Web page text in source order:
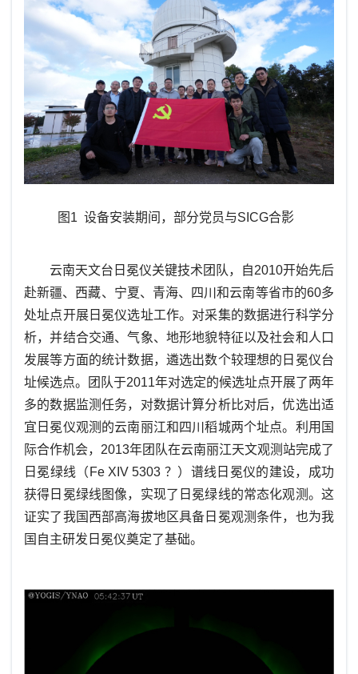
图1 设备安装期间，部分党员与SICG合影
云南天文台日冕仪关键技术团队，自2010开始先后
赴新疆、西藏、宁夏、青海、四川和云南等省市的60多
处址点开展日冕仪选址工作。对采集的数据进行科学分
析，并结合交通、气象、地形地貌特征以及社会和人口
发展等方面的统计数据，遴选出数个较理想的日冕仪台
址候选点。团队于2011年对选定的候选址点开展了两年
多的数据监测任务，对数据计算分析比对后，优选出适
宜日冕仪观测的云南丽江和四川稻城两个址点。利用国
际合作机会，2013年团队在云南丽江天文观测站完成了
日冕绿线（ Fe XIV 5303 ？ ） 谱线日冕仪的建设，成功
获得日冕绿线图像，实现了日冕绿线的常态化观测。这
证实了我国西部高海拔地区具备日冕观测条件，也为我
国自主研发日冕仪奠定了基础。